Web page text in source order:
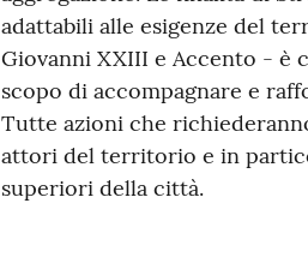
adattabili alle esigenze del
Giovanni XXIII e Accento - è
scopo di accompagnare e
Tutte azioni che
attori del territorio e in
superiori della città.